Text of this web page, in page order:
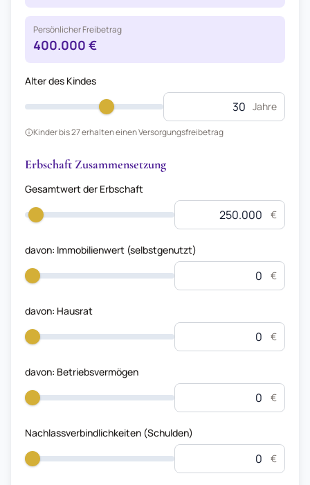
Persönlicher Freibetrag
400.000 €
Alter des Kindes
Jahre
Kinder bis 27 erhalten einen Versorgungsfreibetrag
Erbschaft Zusammensetzung
Gesamtwert der Erbschaft
€
davon: Immobilienwert (selbstgenutzt)
€
davon: Hausrat
€
davon: Betriebsvermögen
€
Nachlassverbindlichkeiten (Schulden)
€